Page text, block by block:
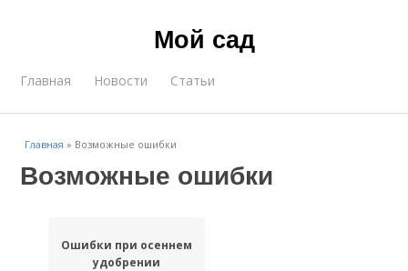
Мой сад
Главная Новости Статьи
Главная » Возможные ошибки
Возможные ошибки
Ошибки при осеннем
удобрении